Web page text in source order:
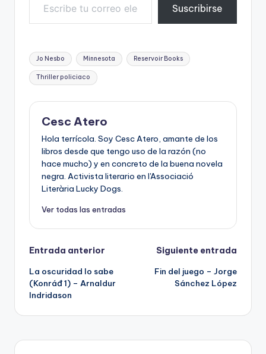
Suscribirse
Etiquetas:
Jo Nesbo Minnesota Reservoir Books
Thriller policiaco
Cesc Atero
Hola terrícola. Soy Cesc Atero, amante de los
libros desde que tengo uso de la razón (no
hace mucho) y en concreto de la buena novela
negra. Activista literario en l'Associació
Literària Lucky Dogs.
Ver todas las entradas
Navegación
de
entradas
Entrada anterior
La oscuridad lo sabe
(Konráđ 1) – Arnaldur
Indridason
Siguiente entrada
Fin del juego – Jorge
Sánchez López